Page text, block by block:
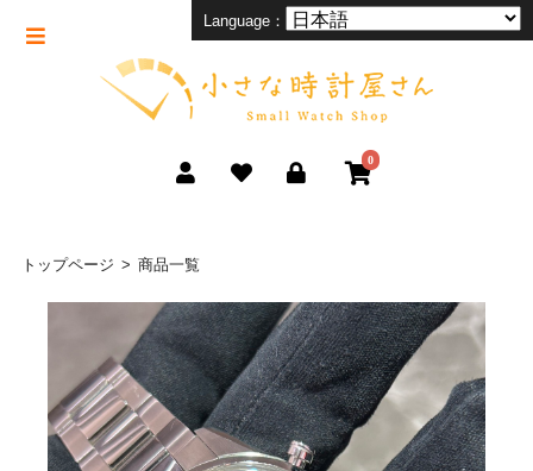
Language：
0
トップページ 商品一覧